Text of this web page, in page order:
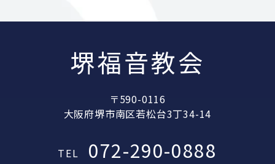
堺福音教会
〒590-0116
大阪府堺市南区若松台3丁34-14
TEL 072-290-0888